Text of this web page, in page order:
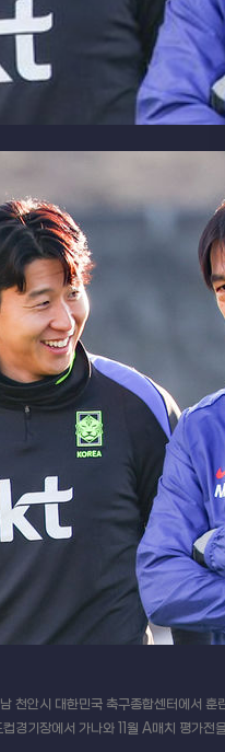
천안시 대한민국 축구종합센터에서
경기장에서 가나와 11월 A매치 평가